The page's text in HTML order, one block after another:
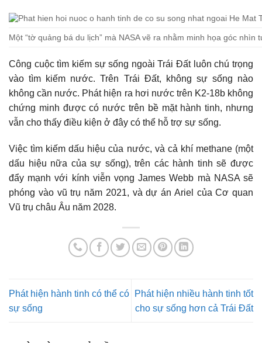
Một “tờ quảng bá du lịch” mà NASA vẽ ra nhằm minh họa góc
Công cuộc tìm kiếm sự sống ngoài Trái Đất luôn chú trọng
vào tìm kiếm nước. Trên Trái Đất, không sự sống nào
không cần nước. Phát hiện ra hơi nước trên K2-18b không
chứng minh được có nước trên bề mặt hành tinh, nhưng
vẫn cho thấy điều kiện ở đây có thể hỗ trợ sự sống.
Việc tìm kiếm dấu hiệu của nước, và cả khí methane (một
dấu hiệu nữa của sự sống), trên các hành tinh sẽ được
đẩy mạnh với kính viễn vọng James Webb mà NASA sẽ
phóng vào vũ trụ năm 2021, và dự án Ariel của Cơ quan
Vũ trụ châu Âu năm 2028.
Phát hiện hành tinh có thể có
sự sống
Phát hiện nhiều hành tinh tốt
cho sự sống hơn cả Trái Đất